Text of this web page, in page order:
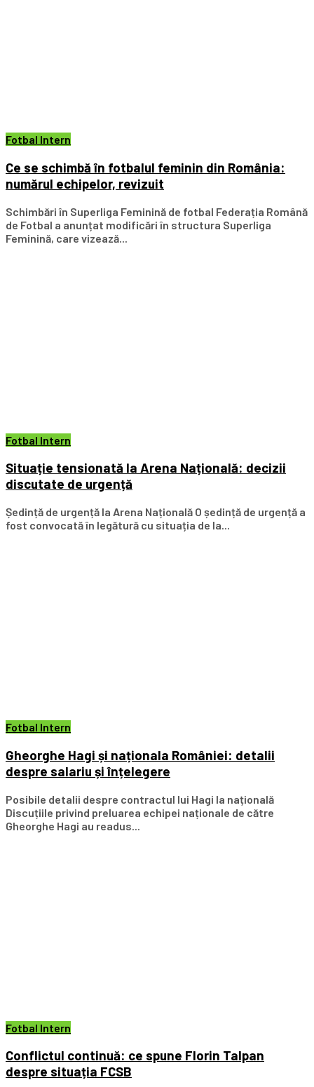
Fotbal Intern
Ce se schimbă în fotbalul feminin din România:
numărul echipelor, revizuit
Schimbări în Superliga Feminină de fotbal Federația Română
de Fotbal a anunțat modificări în structura Superliga
Feminină, care vizează...
Fotbal Intern
Situație tensionată la Arena Națională: decizii
discutate de urgență
Ședință de urgență la Arena Națională O ședință de urgență a
fost convocată în legătură cu situația de la...
Fotbal Intern
Gheorghe Hagi și naționala României: detalii
despre salariu și înțelegere
Posibile detalii despre contractul lui Hagi la națională
Discuțiile privind preluarea echipei naționale de către
Gheorghe Hagi au readus...
Fotbal Intern
Conflictul continuă: ce spune Florin Talpan
despre situația FCSB